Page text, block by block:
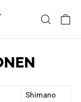
Shimano